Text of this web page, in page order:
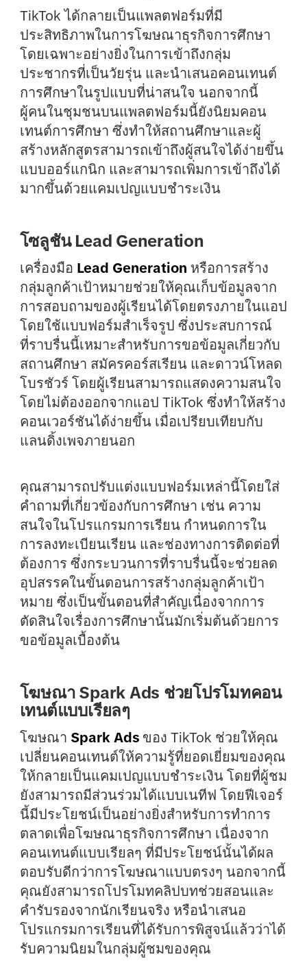
TikTok ได้กลายเป็นแพลตฟอร์มที่มี
ประสิทธิภาพในการโฆษณาธุรกิจการศึกษา
โดยเฉพาะอย่างยิ่งในการเข้าถึงกลุ่ม
ประชากรที่เป็นวัยรุ่น และนำเสนอคอนเทนต์
การศึกษาในรูปแบบที่น่าสนใจ นอกจากนี้
ผู้คนในชุมชนบนแพลตฟอร์มนี้ยังนิยมคอน
เทนต์การศึกษา ซึ่งทำให้สถานศึกษาและผู้
สร้างหลักสูตรสามารถเข้าถึงผู้สนใจได้ง่ายขึ้น
แบบออร์แกนิก และสามารถเพิ่มการเข้าถึงได้
มากขึ้นด้วยแคมเปญแบบชำระเงิน
โซลูชัน Lead Generation
เครื่องมือ Lead Generation หรือการสร้าง
กลุ่มลูกค้าเป้าหมายช่วยให้คุณเก็บข้อมูลจาก
การสอบถามของผู้เรียนได้โดยตรงภายในแอป
โดยใช้แบบฟอร์มสำเร็จรูป ซึ่งประสบการณ์
ที่ราบรื่นนี้เหมาะสำหรับการขอข้อมูลเกี่ยวกับ
สถานศึกษา สมัครคอร์สเรียน และดาวน์โหลด
โบรชัวร์ โดยผู้เรียนสามารถแสดงความสนใจ
โดยไม่ต้องออกจากแอป TikTok ซึ่งทำให้สร้าง
คอนเวอร์ชันได้ง่ายขึ้น เมื่อเปรียบเทียบกับ
แลนดิ้งเพจภายนอก
คุณสามารถปรับแต่งแบบฟอร์มเหล่านี้โดยใส่
คำถามที่เกี่ยวข้องกับการศึกษา เช่น ความ
สนใจในโปรแกรมการเรียน กำหนดการใน
การลงทะเบียนเรียน และช่องทางการติดต่อที่
ต้องการ ซึ่งกระบวนการที่ราบรื่นนี้จะช่วยลด
อุปสรรคในขั้นตอนการสร้างกลุ่มลูกค้าเป้า
หมาย ซึ่งเป็นขั้นตอนที่สำคัญเนื่องจากการ
ตัดสินใจเรื่องการศึกษานั้นมักเริ่มต้นด้วยการ
ขอข้อมูลเบื้องต้น
โฆษณา Spark Ads ช่วยโปรโมทคอน
เทนต์แบบเรียลๆ
โฆษณา Spark Adsของ TikTok ช่วยให้คุณ
เปลี่ยนคอนเทนต์ให้ความรู้ที่ยอดเยี่ยมของคุณ
ให้กลายเป็นแคมเปญแบบชำระเงิน โดยที่ผู้ชม
ยังสามารถมีส่วนร่วมได้แบบเนทีฟ โดยฟีเจอร์
นี้มีประโยชน์เป็นอย่างยิ่งสำหรับการทำการ
ตลาดเพื่อโฆษณาธุรกิจการศึกษา เนื่องจาก
คอนเทนต์แบบเรียลๆ ที่มีประโยชน์นั้นได้ผล
ตอบรับดีกว่าการโฆษณาแบบตรงๆ นอกจากนี้
คุณยังสามารถโปรโมทคลิปบทช่วยสอนและ
คำรับรองจากนักเรียนจริง หรือนำเสนอ
โปรแกรมการเรียนที่ได้รับการพิสูจน์แล้วว่าได้
รับความนิยมในกลุ่มผู้ชมของคุณ